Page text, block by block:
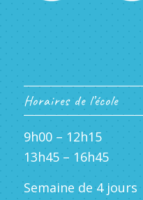
Horaires de l’école
9h00 – 12h15
13h45 – 16h45
Semaine de 4 jours